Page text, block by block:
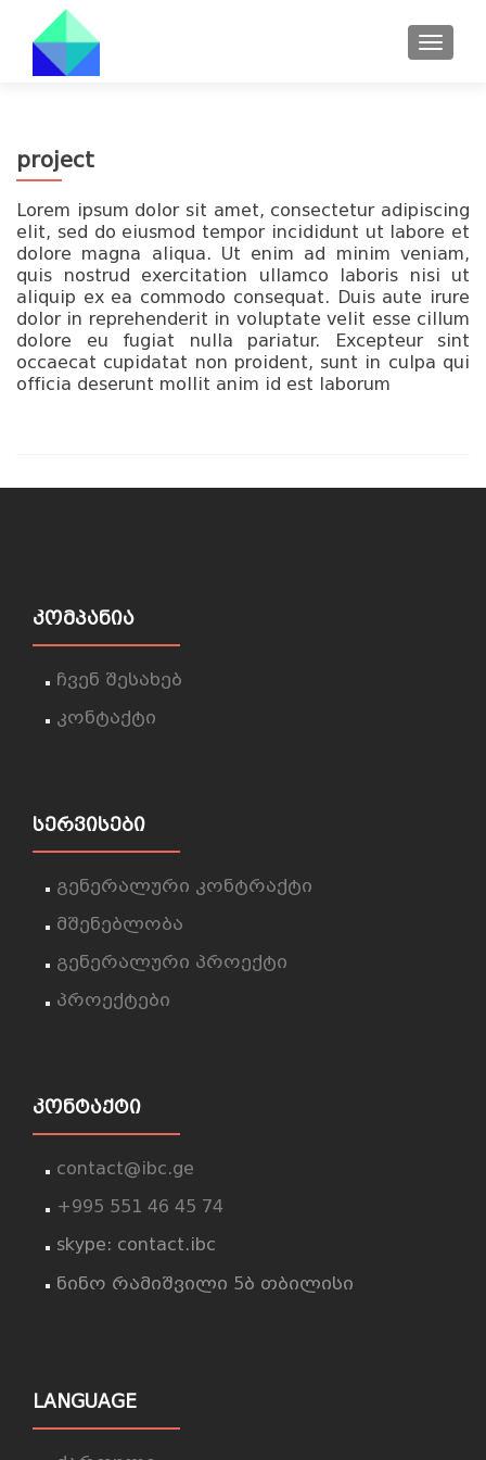
project
Lorem ipsum dolor sit amet, consectetur adipiscing
elit, sed do eiusmod tempor incididunt ut labore et
dolore magna aliqua. Ut enim ad minim veniam,
quis nostrud exercitation ullamco laboris nisi ut
aliquip ex ea commodo consequat. Duis aute irure
dolor in reprehenderit in voluptate velit esse cillum
dolore eu fugiat nulla pariatur. Excepteur sint
occaecat cupidatat non proident, sunt in culpa qui
officia deserunt mollit anim id est laborum
ᲙᲝᲛᲞᲐᲜᲘᲐ
ჩვენ შესახებ
კონტაქტი
ᲡᲔᲠᲕᲘᲡᲔᲑᲘ
გენერალური კონტრაქტი
მშენებლობა
გენერალური პროექტი
პროექტები
ᲙᲝᲜᲢᲐᲥᲢᲘ
contact@ibc.ge
+995 551 46 45 74
skype: contact.ibc
ნინო რამიშვილი 5ბ თბილისი
LANGUAGE